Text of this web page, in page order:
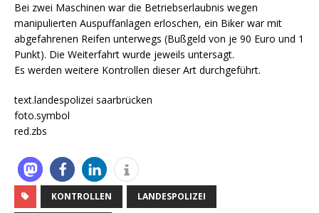
Bei zwei Maschinen war die Betriebserlaubnis wegen
manipulierten Auspuffanlagen erloschen, ein Biker war mit
abgefahrenen Reifen unterwegs (Bußgeld von je 90 Euro und 1
Punkt). Die Weiterfahrt wurde jeweils untersagt.
Es werden weitere Kontrollen dieser Art durchgeführt.
text.landespolizei saarbrücken
foto.symbol
red.zbs
KONTROLLEN LANDESPOLIZEI